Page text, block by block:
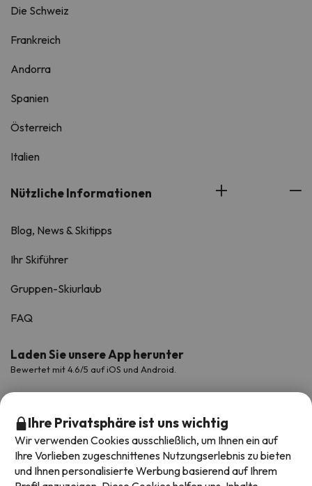
Die Schweiz
Frankreich
Andorra
Spanien
Österreich
Italien
Nützliche Informationen
Blog, News & Skitipps
Ihr Skiführer
Gruppen-Skiurlaub
FAQ
Laden Sie unsere App herunter
Bewertet mit 4.6/5 auf iOS und Android.
Ihre Privatsphäre ist uns wichtig
Wir verwenden Cookies ausschließlich, um Ihnen ein auf
Ihre Vorlieben zugeschnittenes Nutzungserlebnis zu bieten
und Ihnen personalisierte Werbung basierend auf Ihrem